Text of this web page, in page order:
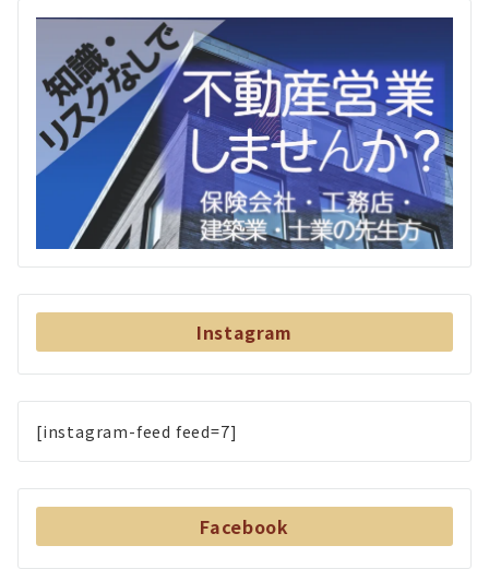
Instagram
[instagram-feed feed=7]
Facebook